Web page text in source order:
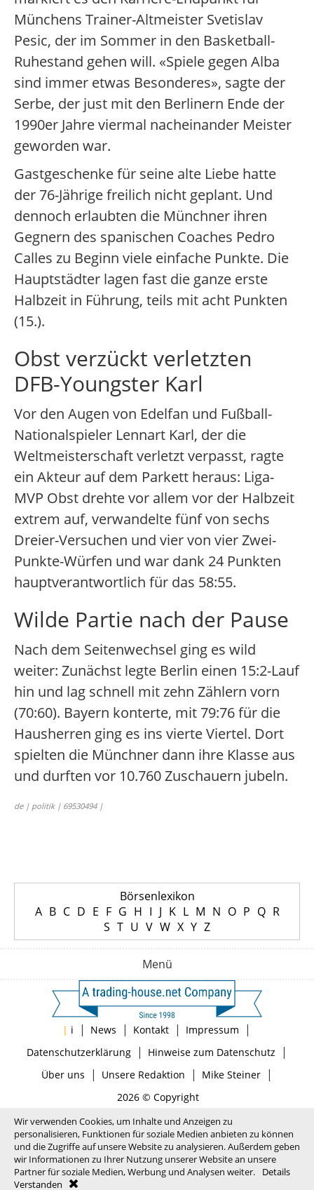
Münchens Trainer-Altmeister Svetislav
Pesic, der im Sommer in den Basketball-
Ruhestand gehen will. «Spiele gegen Alba
sind immer etwas Besonderes», sagte der
Serbe, der just mit den Berlinern Ende der
1990er Jahre viermal nacheinander Meister
geworden war.
Gastgeschenke für seine alte Liebe hatte
der 76-Jährige freilich nicht geplant. Und
dennoch erlaubten die Münchner ihren
Gegnern des spanischen Coaches Pedro
Calles zu Beginn viele einfache Punkte. Die
Hauptstädter lagen fast die ganze erste
Halbzeit in Führung, teils mit acht Punkten
(15.).
Obst verzückt verletzten
DFB-Youngster Karl
Vor den Augen von Edelfan und Fußball-
Nationalspieler Lennart Karl, der die
Weltmeisterschaft verletzt verpasst, ragte
ein Akteur auf dem Parkett heraus: Liga-
MVP Obst drehte vor allem vor der Halbzeit
extrem auf, verwandelte fünf von sechs
Dreier-Versuchen und vier von vier Zwei-
Punkte-Würfen und war dank 24 Punkten
hauptverantwortlich für das 58:55.
Wilde Partie nach der Pause
Nach dem Seitenwechsel ging es wild
weiter: Zunächst legte Berlin einen 15:2-Lauf
hin und lag schnell mit zehn Zählern vorn
(70:60). Bayern konterte, mit 79:76 für die
Hausherren ging es ins vierte Viertel. Dort
spielten die Münchner dann ihre Klasse aus
und durften vor 10.760 Zuschauern jubeln.
de | politik | 69530494 |
Börsenlexikon
A B C D E F G H I J K L M N O P Q R
S T U V W X Y Z
Menü
| i | News | Kontakt | Impressum |
Datenschutzerklärung| Hinweise zum Datenschutz |
Über uns | Unsere Redaktion | Mike Steiner|
2026 © Copyright
Wir verwenden Cookies, um Inhalte und Anzeigen zu
personalisieren, Funktionen für soziale Medien anbieten zu können
und die Zugriffe auf unsere Website zu analysieren. Außerdem geben
wir Informationen zu Ihrer Nutzung unserer Website an unsere
Partner für soziale Medien, Werbung und Analysen weiter.
Details
Verstanden